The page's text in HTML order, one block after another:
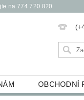
na 774 720 820
OBCHODNÍ